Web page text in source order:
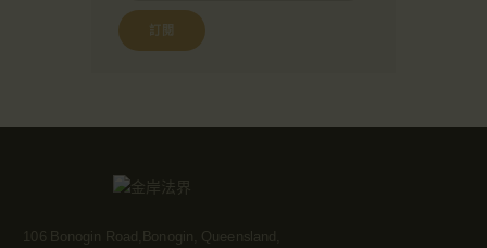
106 Bonogin Road,Bonogin, Queensland,